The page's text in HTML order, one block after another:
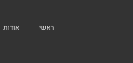
ראשי אודות